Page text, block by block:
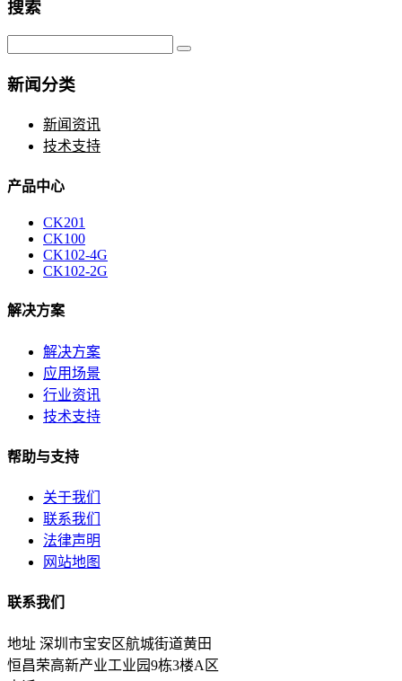
搜索
新闻分类
新闻资讯
技术支持
产品中心
CK201
CK100
CK102-4G
CK102-2G
解决方案
解决方案
应用场景
行业资讯
技术支持
帮助与支持
关于我们
联系我们
法律声明
网站地图
联系我们
地址 深圳市宝安区航城街道黄田
恒昌荣高新产业工业园9栋3楼A区